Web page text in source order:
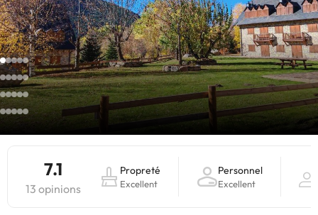
7.1
13 opinions
Propreté
Excellent
Personnel
Excellent